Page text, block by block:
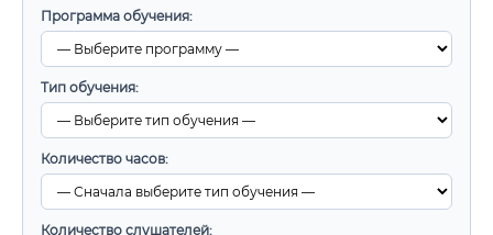
Программа обучения:
Тип обучения:
Количество часов:
Количество слушателей: